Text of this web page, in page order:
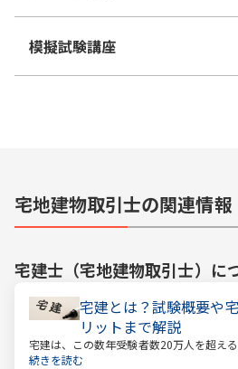
模擬試験講座
宅地建物取引士の関連情報
宅建士（宅地建物取引士） に
宅建とは？試験概要や
リットまで解説
宅建は、この数年受験者数20万人を超え
産業に携わる人をはじめ、他業種、学生、
続きを読む